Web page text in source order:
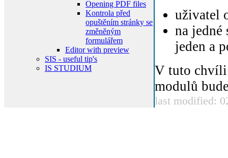
Opening PDF files
Kontrola před
opuštěním stránky se
změněným
formulářem
Editor with preview
SIS - useful tip's
IS STUDIUM
uživatel
na jedné
jeden a
V tuto
modulů
last modified: